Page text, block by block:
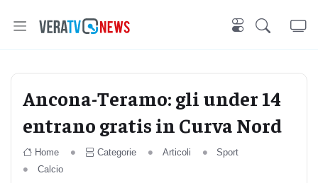
Ancona-Teramo: gli under 14
entrano gratis in Curva Nord
Home Categorie Articoli
Sport
Calcio